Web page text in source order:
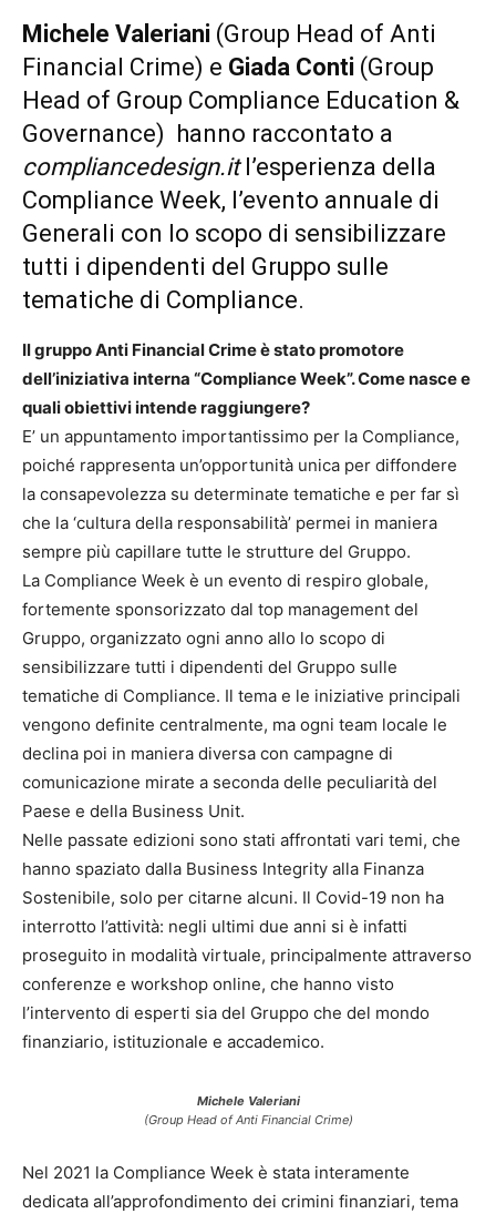
Michele Valeriani (Group Head of Anti
Financial Crime) e Giada Conti (Group
Head of Group Compliance Education &
Governance) hanno raccontato a
compliancedesign.itl’esperienza della
Compliance Week, l’evento annuale di
Generali con lo scopo di sensibilizzare
tutti i dipendenti del Gruppo sulle
tematiche di Compliance.
Il gruppo Anti Financial Crime è stato promotore
dell’iniziativa interna “Compliance Week”. Come nasce e
quali obiettivi intende raggiungere?
E’ un appuntamento importantissimo per la Compliance,
poiché rappresenta un’opportunità unica per diffondere
la consapevolezza su determinate tematiche e per far sì
che la ‘cultura della responsabilità’ permei in maniera
sempre più capillare tutte le strutture del Gruppo.
La Compliance Week è un evento di respiro globale,
fortemente sponsorizzato dal top management del
Gruppo, organizzato ogni anno allo lo scopo di
sensibilizzare tutti i dipendenti del Gruppo sulle
tematiche di Compliance. Il tema e le iniziative principali
vengono definite centralmente, ma ogni team locale le
declina poi in maniera diversa con campagne di
comunicazione mirate a seconda delle peculiarità del
Paese e della Business Unit.
Nelle passate edizioni sono stati affrontati vari temi, che
hanno spaziato dalla Business Integrity alla Finanza
Sostenibile, solo per citarne alcuni. Il Covid-19 non ha
interrotto l’attività: negli ultimi due anni si è infatti
proseguito in modalità virtuale, principalmente attraverso
conferenze e workshop online, che hanno visto
l’intervento di esperti sia del Gruppo che del mondo
finanziario, istituzionale e accademico.
Michele Valeriani
(Group Head of Anti Financial Crime)
Nel 2021 la Compliance Week è stata interamente
dedicata all’approfondimento dei crimini finanziari, tema